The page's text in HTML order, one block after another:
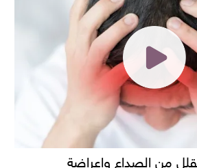
من الصداع واعراضة